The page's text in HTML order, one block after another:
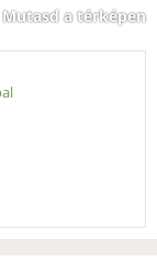
Mutasd a térképen